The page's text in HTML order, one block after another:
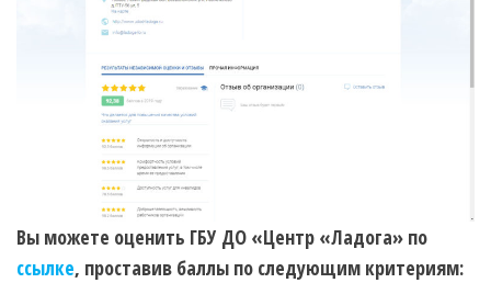
Вы можете оценить ГБУ ДО «Центр «Ладога» по
ссылке, проставив баллы по следующим критериям: